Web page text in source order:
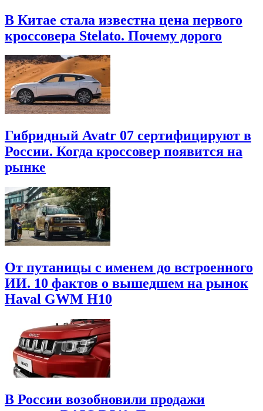
В Китае стала известна цена первого
кроссовера Stelato. Почему дорого
Гибридный Avatr 07 сертифицируют в
России. Когда кроссовер появится на
рынке
От путаницы с именем до встроенного
ИИ. 10 фактов о вышедшем на рынок
Haval GWM H10
В России возобновили продажи